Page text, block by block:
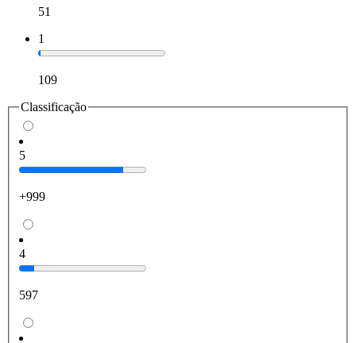
51
1
109
Classificação
5
+999
4
597